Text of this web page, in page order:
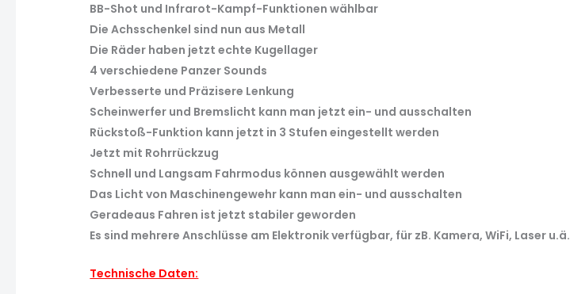
BB-Shot und Infrarot-Kampf-Funktionen wählbar
Die Achsschenkel sind nun aus Metall
Die Räder haben jetzt echte Kugellager
4 verschiedene Panzer Sounds
Verbesserte und Präzisere Lenkung
Scheinwerfer und Bremslicht kann man jetzt ein- und ausschalten
Rückstoß-Funktion kann jetzt in 3 Stufen eingestellt werden
Jetzt mit Rohrrückzug
Schnell und Langsam Fahrmodus können ausgewählt werden
Das Licht von Maschinengewehr kann man ein- und ausschalten
Geradeaus Fahren ist jetzt stabiler geworden
Es sind mehrere Anschlüsse am Elektronik verfügbar, für zB. Kamera, WiFi, Laser u.ä.
Technische Daten: